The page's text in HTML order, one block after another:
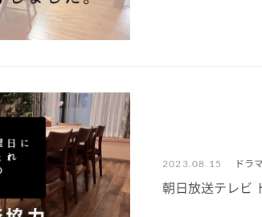
2023.08.15 ドラ
朝日放送テレビ